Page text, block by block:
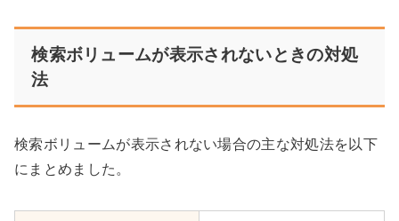
検索ボリュームが表示されないときの対処
法
検索ボリュームが表示されない場合の主な対処法を以下
にまとめました。